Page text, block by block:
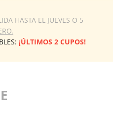
HASTA EL JUEVES O 5
¡ÚLTIMOS 2 CUPOS!